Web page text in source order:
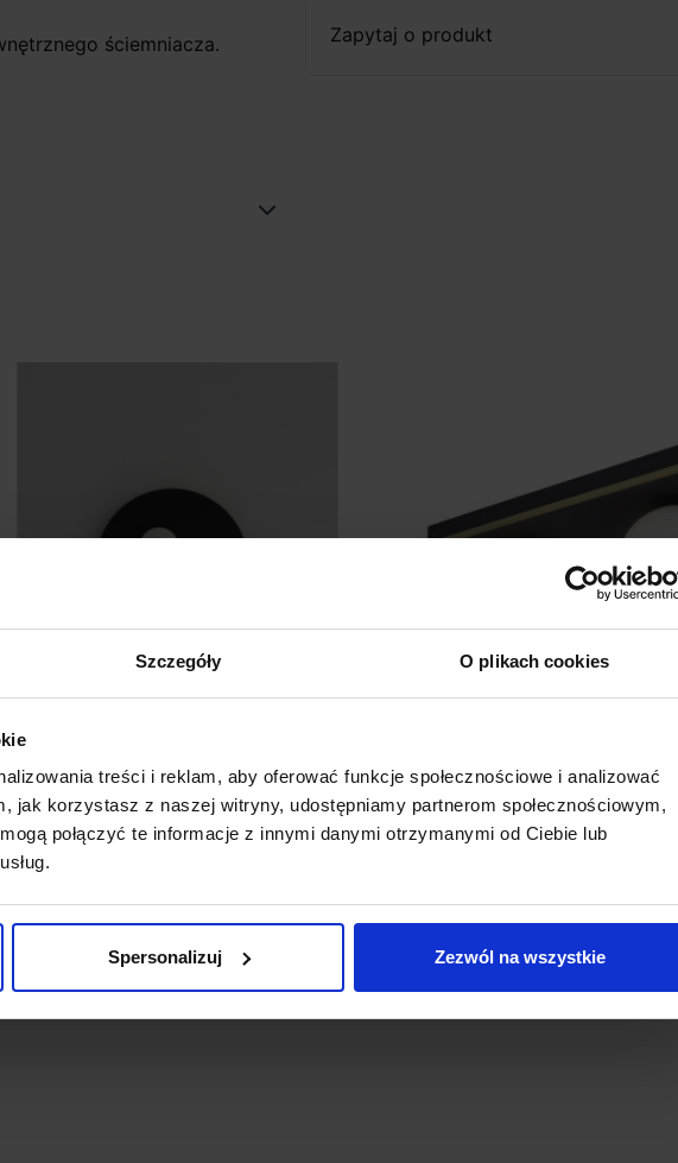
Szczegóły O plikach cookies
treści i reklam, aby oferować funkcje społecznościowe i analizować
jak korzystasz z naszej witryny, udostępniamy partnerom społecznościowym,
połączyć te informacje z innymi danymi otrzymanymi od Ciebie lub
Spersonalizuj Zezwól na wszystkie
Zapytaj o produkt
ściemniacza.
ABRAS LE43317 lampa sufitowa
zł
LUCES PLATA LE41787
czarno-złota